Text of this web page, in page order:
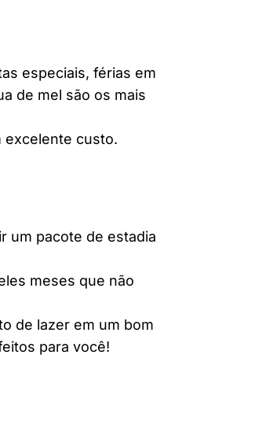
especiais, férias em
de mel são os mais
excelente custo.
um pacote de estadia
meses que não
de lazer em um bom
para você!